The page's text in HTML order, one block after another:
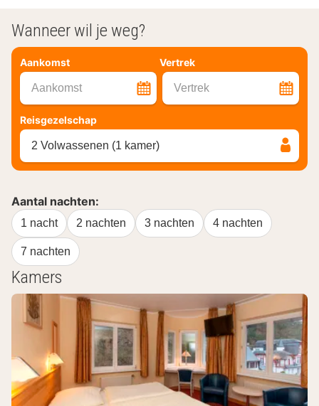
Wanneer wil je weg?
Aankomst Vertrek
Aankomst Vertrek
Reisgezelschap
2 Volwassenen (1 kamer)
Aantal nachten:
1 nacht 2 nachten 3 nachten 4 nachten
7 nachten
Kamers